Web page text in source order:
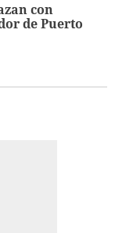
con
de Puerto